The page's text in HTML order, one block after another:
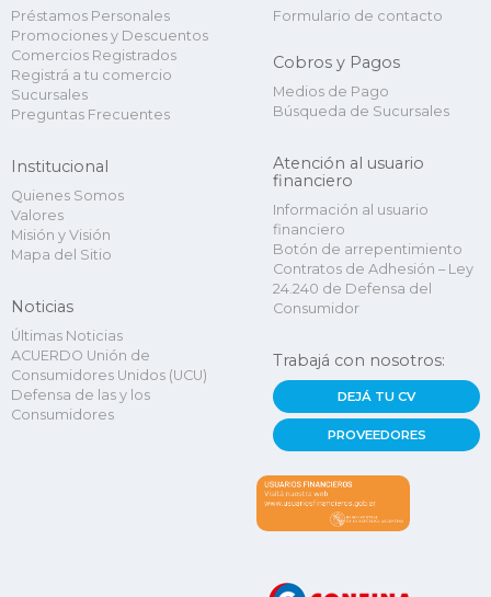
Préstamos Personales
Promociones y Descuentos
Comercios Registrados
Registrá a tu comercio
Sucursales
Preguntas Frecuentes
Institucional
Quienes Somos
Valores
Misión y Visión
Mapa del Sitio
Noticias
Últimas Noticias
ACUERDO Unión de
Consumidores Unidos (UCU)
Defensa de las y los
Consumidores
Formulario de contacto
Cobros y Pagos
Medios de Pago
Búsqueda de Sucursales
Atención al usuario
financiero
Información al usuario
financiero
Botón de arrepentimiento
Contratos de Adhesión – Ley
24.240 de Defensa del
Consumidor
Trabajá con nosotros:
DEJÁ TU CV
PROVEEDORES